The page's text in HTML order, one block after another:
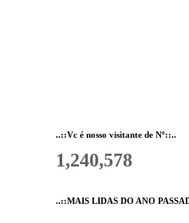
..::Vc é nosso visitante de Nº::..
1,240,578
..::MAIS LIDAS DO ANO